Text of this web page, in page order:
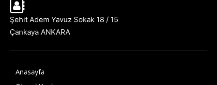
Şehit Adem Yavuz Sokak 18 / 15
Çankaya ANKARA
Anasayfa